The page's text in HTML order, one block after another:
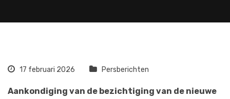
17 februari 2026 Persberichten
Aankondiging van de bezichtiging van de nieuwe